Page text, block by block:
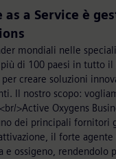
as a Service è
mondiali nelle
di 100 paesi in tutto il
creare soluzioni
Il nostro scopo:
>Active Oxygens
dei principali fornitori
il forte agente
e ossigeno, rendendolo